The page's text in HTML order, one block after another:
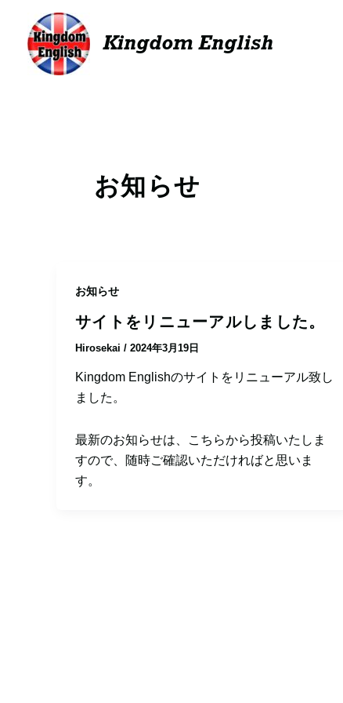
Kingdom English
お知らせ
お知らせ
サイトをリニューアルしました。
Hirosekai / 2024年3月19日
Kingdom Englishのサイトをリニューアル致し
ました。
最新のお知らせは、こちらから投稿いたしま
すので、随時ご確認いただければと思いま
す。